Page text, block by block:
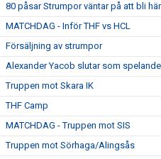
80 påsar Strumpor väntar på att bli
MATCHDAG - Inför THF vs HCL
Försäljning av strumpor
Alexander Yacob slutar som
Truppen mot Skara IK
THF Camp
MATCHDAG - Truppen mot SIS
Truppen mot Sörhaga/Alingsås